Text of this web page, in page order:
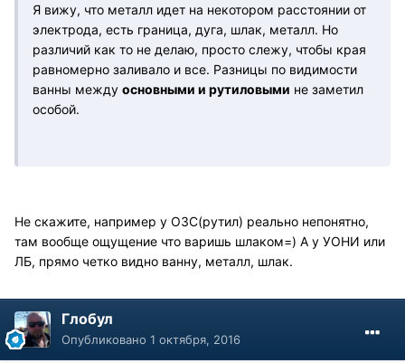
Я вижу, что металл идет на некотором расстоянии от
электрода, есть граница, дуга, шлак, металл. Но
различий как то не делаю, просто слежу, чтобы края
равномерно заливало и все. Разницы по видимости
ванны между основными и рутиловыми не заметил
особой.
Не скажите, например у ОЗС(рутил) реально непонятно,
там вообще ощущение что варишь шлаком=) А у УОНИ или
ЛБ, прямо четко видно ванну, металл, шлак.
Глобул
Опубликовано 1 октября, 2016